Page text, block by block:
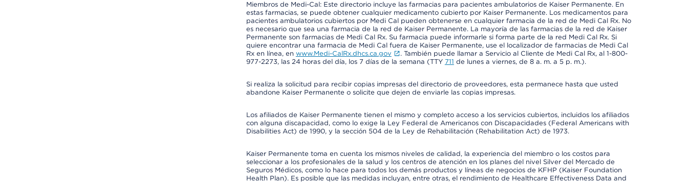
Miembros de Medi-Cal: Este directorio incluye las farmacias para pacientes ambulatorios de Kaiser Permanente. En
estas farmacias, se puede obtener cualquier medicamento cubierto por Kaiser Permanente. Los medicamentos para
pacientes ambulatorios cubiertos por Medi Cal pueden obtenerse en cualquier farmacia de la red de Medi Cal Rx. No
es necesario que sea una farmacia de la red de Kaiser Permanente. La mayoría de las farmacias de la red de Kaiser
Permanente son farmacias de Medi Cal Rx. Su farmacia puede informarle si forma parte de la red Medi Cal Rx. Si
quiere encontrar una farmacia de Medi Cal fuera de Kaiser Permanente, use el localizador de farmacias de Medi Cal
Rx en línea, en www.Medi-CalRx.dhcs.ca.gov
. También puede llamar a Servicio al Cliente de Medi Cal Rx, al 1-800-
977-2273, las 24 horas del día, los 7 días de la semana (TTY 711 de lunes a viernes, de 8 a. m. a 5 p. m.).
Si realiza la solicitud para recibir copias impresas del directorio de proveedores, esta permanece hasta que usted
abandone Kaiser Permanente o solicite que dejen de enviarle las copias impresas.
Los afiliados de Kaiser Permanente tienen el mismo y completo acceso a los servicios cubiertos, incluidos los afiliados
con alguna discapacidad, como lo exige la Ley Federal de Americanos con Discapacidades (Federal Americans with
Disabilities Act) de 1990, y la sección 504 de la Ley de Rehabilitación (Rehabilitation Act) de 1973.
Kaiser Permanente toma en cuenta los mismos niveles de calidad, la experiencia del miembro o los costos para
seleccionar a los profesionales de la salud y los centros de atención en los planes del nivel Silver del Mercado de
Seguros Médicos, como lo hace para todos los demás productos y líneas de negocios de KFHP (Kaiser Foundation
Health Plan). Es posible que las medidas incluyan, entre otras, el rendimiento de Healthcare Effectiveness Data and